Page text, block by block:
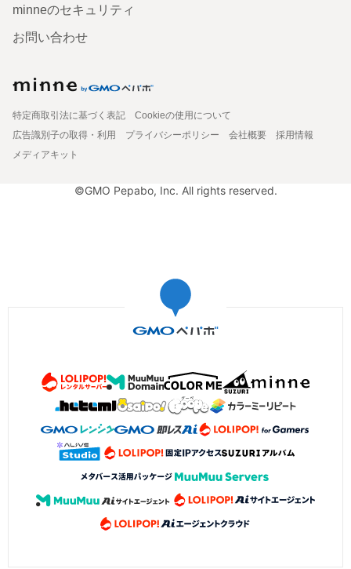
minneのセキュリティ
お問い合わせ
特定商取引法に基づく表記
Cookieの使用について
広告識別子の取得・利用
プライバシーポリシー 会社概要
採用情報
メディアキット
©GMO Pepabo, Inc. All rights reserved.